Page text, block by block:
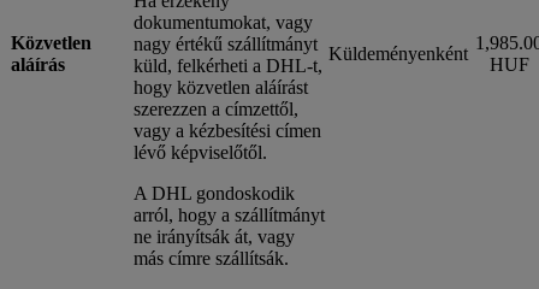
Közvetlen
aláírás
dokumentumokat, vagy
nagy értékű szállítmányt
küld, felkérheti a DHL-t,
hogy közvetlen aláírást
szerezzen a címzettől,
vagy a kézbesítési címen
lévő képviselőtől.
A DHL gondoskodik
arról, hogy a szállítmányt
ne irányítsák át, vagy
más címre szállítsák.
Küldeményenként
HUF